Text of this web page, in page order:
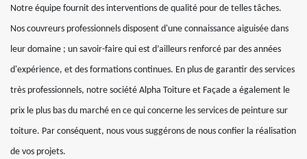
Notre équipe fournit des interventions de qualité pour de telles tâches.
Nos couvreurs professionnels disposent d'une connaissance aiguisée dans
leur domaine ; un savoir-faire qui est d’ailleurs renforcé par des années
d'expérience, et des formations continues. En plus de garantir des services
très professionnels, notre société Alpha Toiture et Façade a également le
prix le plus bas du marché en ce qui concerne les services de peinture sur
toiture. Par conséquent, nous vous suggérons de nous confier la réalisation
de vos projets.